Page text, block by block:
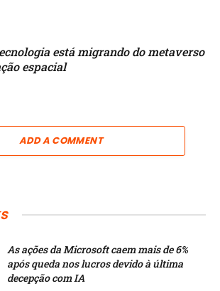
está migrando do metaverso
espacial
ADD A COMMENT
As ações da Microsoft caem mais de 6%
após queda nos lucros devido à última
decepção com IA